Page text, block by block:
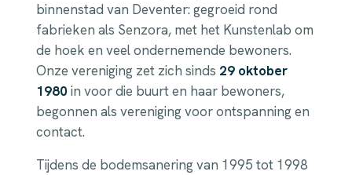
binnenstad van Deventer: gegroeid rond
fabrieken als Senzora, met het Kunstenlab om
de hoek en veel ondernemende bewoners.
Onze vereniging zet zich sinds 29 oktober
1980 in voor die buurt en haar bewoners,
begonnen als vereniging voor ontspanning en
contact.
Tijdens de bodemsanering van 1995 tot 1998